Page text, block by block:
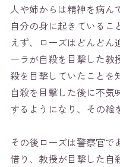
人や姉からは精神を病ん
自分の身に起きているこ
えず、ローズはどんどん
ーラが自殺を目撃した教
殺を目撃していたことを
自殺を目撃した後に不
するようになり、その絵
その後ローズは警察官で
借り、教授が目撃した自